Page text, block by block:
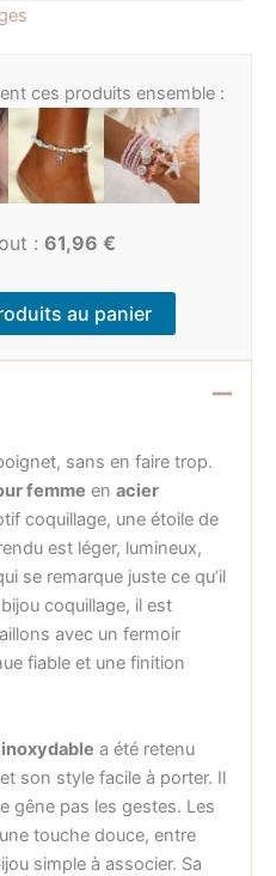
ces produits ensemble :
: 61,96 €
au panier
sans en faire trop.
femme en acier
coquillage, une étoile de
est léger, lumineux,
se remarque juste ce qu’il
coquillage, il est
avec un fermoir
fiable et une finition
a été retenu
son style facile à porter. Il
gêne pas les gestes. Les
touche douce, entre
simple à associer. Sa